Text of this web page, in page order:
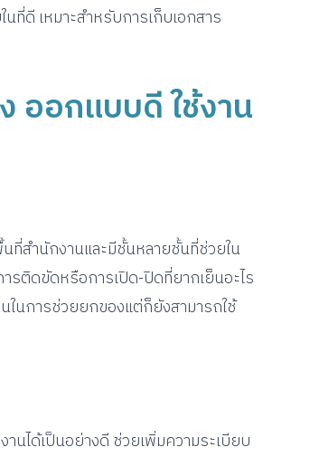
ที่ดี เหมาะสำหรับการเก็บเอกสาร
ออกแบบดี ใช้งาน
สำนักงานและมีชั้นหลายชั้นที่ช่วยใน
รติดขัดหรือการเปิด-ปิดที่ยากเย็นอะไร
ในการช่วยยกของแต่ก็ยังสามารถใช้
นได้เป็นอย่างดี ช่วยเพิ่มความระเบียบ